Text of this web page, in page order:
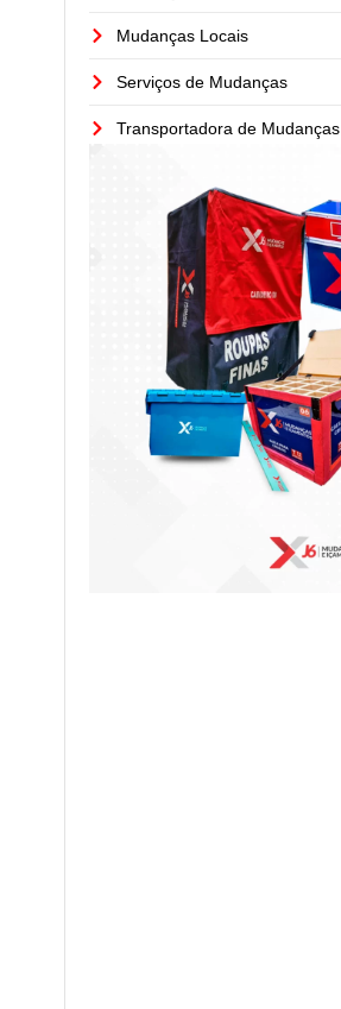
Mudanças Locais
Serviços de Mudanças
Transportadora de Mudanças